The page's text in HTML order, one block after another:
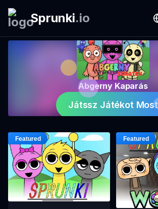
Sprunki.io
Abgerny Kaparás
Játssz Játékot Most